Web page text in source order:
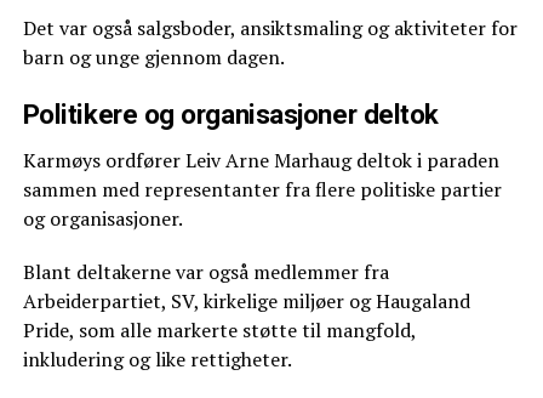
Det var også salgsboder, ansiktsmaling og aktiviteter for
barn og unge gjennom dagen.
Politikere og organisasjoner deltok
Karmøys ordfører Leiv Arne Marhaug deltok i paraden
sammen med representanter fra flere politiske partier
og organisasjoner.
Blant deltakerne var også medlemmer fra
Arbeiderpartiet, SV, kirkelige miljøer og Haugaland
Pride, som alle markerte støtte til mangfold,
inkludering og like rettigheter.